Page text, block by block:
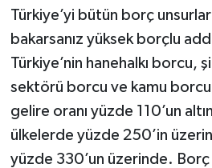
Türkiye’yi bütün borç
bakarsanız yüksek borçlu
Türkiye’nin hanehalkı borcu,
sektörü borcu ve kamu borcu
gelire oranı yüzde 110’un
ülkelerde yüzde 250’in
yüzde 330’un üzerinde. Borç